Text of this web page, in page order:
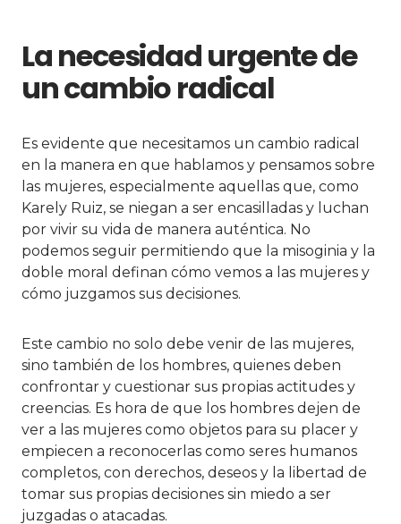
La necesidad urgente de
un cambio radical
Es evidente que necesitamos un cambio radical
en la manera en que hablamos y pensamos sobre
las mujeres, especialmente aquellas que, como
Karely Ruiz, se niegan a ser encasilladas y luchan
por vivir su vida de manera auténtica. No
podemos seguir permitiendo que la misoginia y la
doble moral definan cómo vemos a las mujeres y
cómo juzgamos sus decisiones.
Este cambio no solo debe venir de las mujeres,
sino también de los hombres, quienes deben
confrontar y cuestionar sus propias actitudes y
creencias. Es hora de que los hombres dejen de
ver a las mujeres como objetos para su placer y
empiecen a reconocerlas como seres humanos
completos, con derechos, deseos y la libertad de
tomar sus propias decisiones sin miedo a ser
juzgadas o atacadas.